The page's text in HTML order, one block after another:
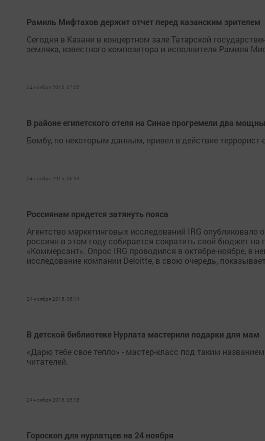
Рамиль Мифтахов держит отчет перед казанским зрителем
Сегодня в Казани в концертном зале Татарской
земляка, известного композитора и исполнителя Рамиля
24 ноября 2015, 07:05
В районе египетского отеля на Синае прогремели два
Бомбу, по некоторым данным, привел в действие террорист-
24 ноября 2015, 06:33
Россиянам придется затянуть пояса
Агентство маркетинговых исследований IRG опубликовало
россиян в этом году собирается сократить свой бюджет
«Коммерсант». Опрос IRG проводился в октябре-ноябре, в
исследование компании Deloitte, в свою очередь,
24 ноября 2015, 06:14
В детской библиотеке Нурлата мастерили подарки для мам
«Дарю тебе свое тепло» - мастер-класс под таким
читателей.
24 ноября 2015, 05:18
Гороскоп для нурлатцев на 24 ноября